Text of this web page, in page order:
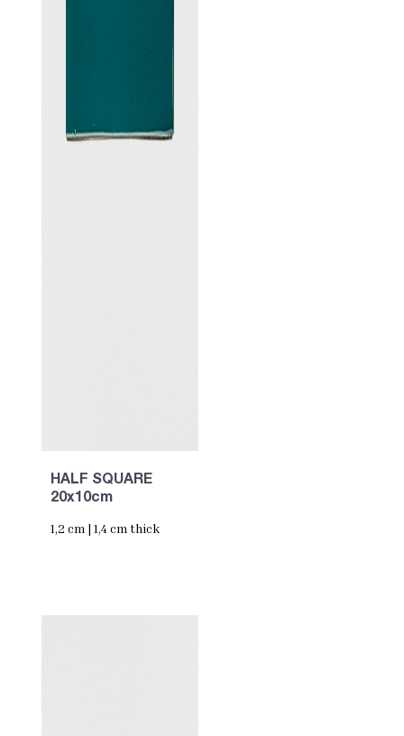
HALF SQUARE
20x10cm
1,2 cm | 1,4 cm thick